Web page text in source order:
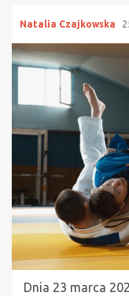
Natalia Czajkowska
Dnia 23 marca